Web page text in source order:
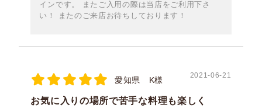
インです。 またご入用の際は当店をご利用下さ
い！ またのご来店お待ちしております！
愛知県 K様 2021-06-21
お気に入りの場所で苦手な料理も楽しく